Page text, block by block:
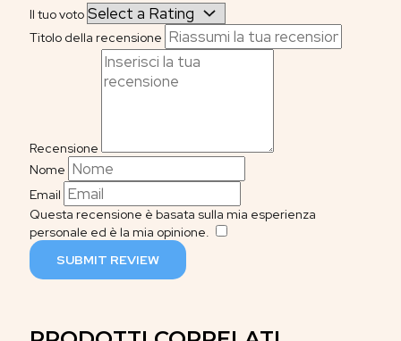
Il tuo voto
Titolo della recensione
Recensione
Nome
Email
Questa recensione è basata sulla mia esperienza
personale ed è la mia opinione.
SUBMIT REVIEW